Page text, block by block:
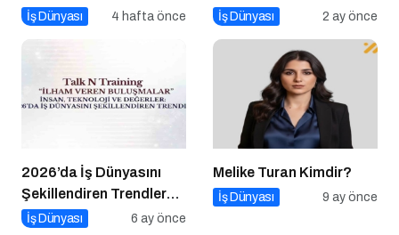
Ankara’da
İş Dünyası 4 hafta önce
Connect’te buluştu
İş Dünyası 2 ay önce
2026’da İş Dünyasını
Şekillendiren Trendler
Talk N Training “İlham
İş Dünyası 6 ay önce
Melike Turan Kimdir?
İş Dünyası 9 ay önce